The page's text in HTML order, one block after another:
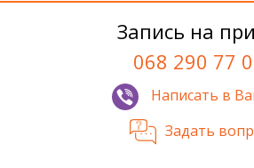
Запись на
068 290 77
Написать в
Задать